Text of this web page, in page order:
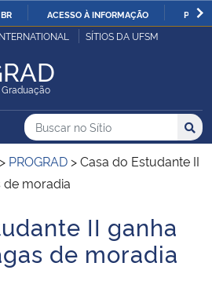
IR
O
ACESSO À INFORMAÇÃO
Pública
SÍTIOS DA UFSM
do Sítio
Busca
Buscar no no Sítio
Busca:
> PROGRAD >Casa do Estudante II
de moradia
II ganha
de moradia